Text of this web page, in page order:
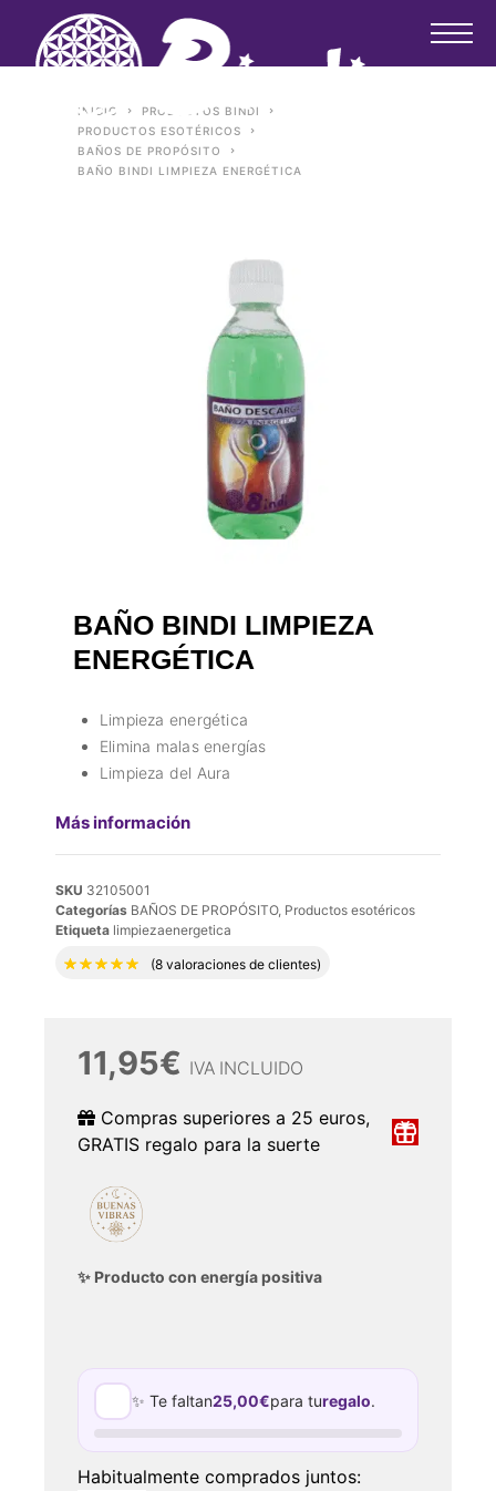
INICIO
PRODUCTOS BINDI
PRODUCTOS ESOTÉRICOS
BAÑOS DE PROPÓSITO
BAÑO BINDI LIMPIEZA ENERGÉTICA
BAÑO BINDI LIMPIEZA
ENERGÉTICA
Limpieza energética
Elimina malas energías
Limpieza del Aura
Más información
SKU 32105001
Categorías BAÑOS DE PROPÓSITO, Productos esotéricos
Etiqueta limpiezaenergetica
Valorado con5.00de 5 en base a
(8 valoraciones de clientes)
11,95€ IVA INCLUIDO
Compras superiores a 25 euros,
GRATIS regalo para la suerte
✨ Producto con energía positiva
✨ Te faltan25,00€para turegalo.
Habitualmente comprados juntos: